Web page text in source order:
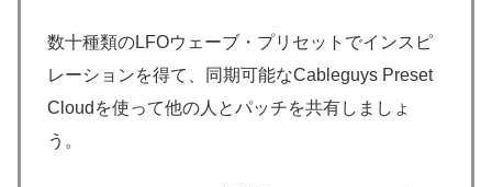
数十種類のLFOウェーブ・プリセットでインスピ
レーションを得て、同期可能なCableguys Preset
Cloudを使って他の人とパッチを共有しましょ
う。